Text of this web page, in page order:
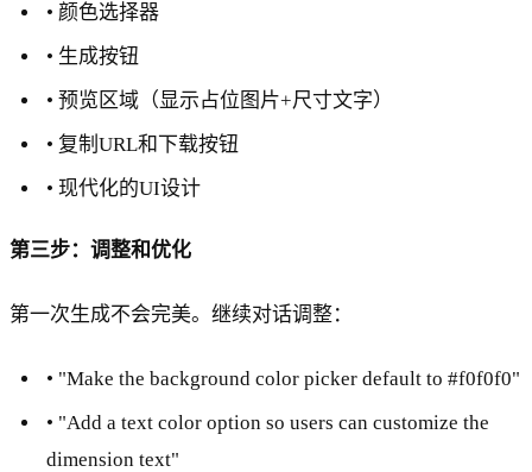
• 颜色选择器
• 生成按钮
• 预览区域（显示占位图片+尺寸文字）
• 复制URL和下载按钮
• 现代化的UI设计
第三步：调整和优化
第一次生成不会完美。继续对话调整：
• "Make the background color picker default to #f0f0f0"
• "Add a text color option so users can customize the
dimension text"